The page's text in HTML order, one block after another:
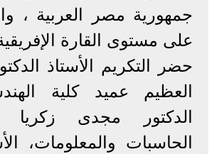
جمهورية مصر العربية ،
على مستوى القارة
حضر التكريم الأستاذ
العظيم عميد كلية
الدكتور مجدى زكريا
الحاسبات والمعلومات،